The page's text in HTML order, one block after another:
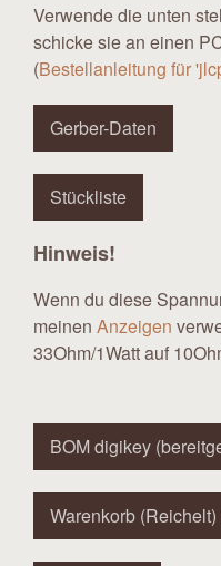
Verwende die unten
schicke sie an einen
(Bestellanleitung für
Gerber-Daten
Stückliste
Hinweis!
Wenn du diese
meinen Anzeigen
33Ohm/1Watt auf
BOM digikey
Warenkorb (Reichelt)